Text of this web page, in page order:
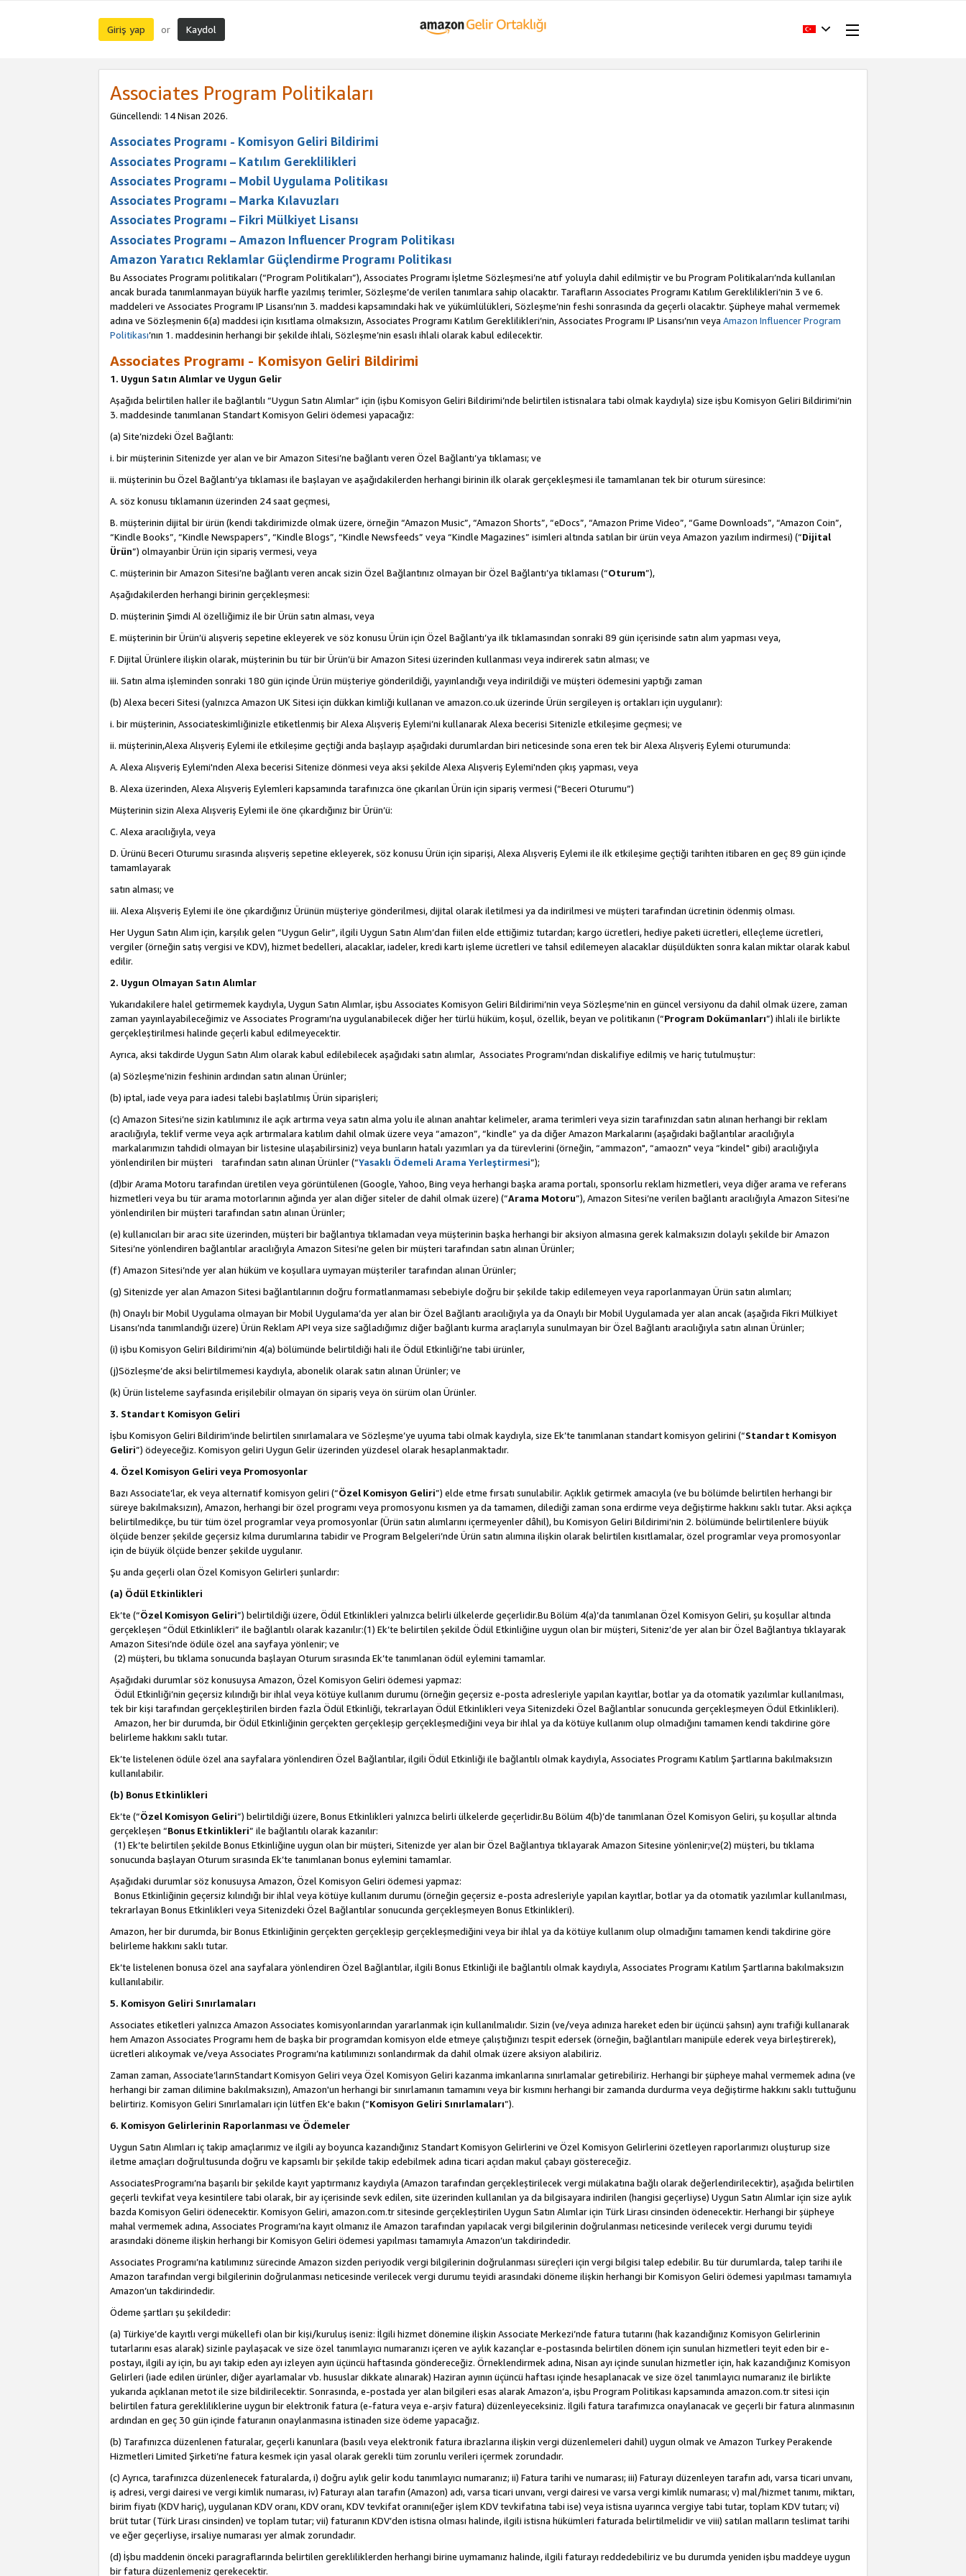
Giriş yap or Kaydol
Associates Program Politikaları
Güncellendi: 14 Nisan 2026.
Associates Programı - Komisyon Geliri Bildirimi
Associates Programı – Katılım Gereklilikleri
Associates Programı – Mobil Uygulama Politikası
Associates Programı – Marka Kılavuzları
Associates Programı – Fikri Mülkiyet Lisansı
Associates Programı – Amazon Influencer Program Politikası
Amazon Yaratıcı Reklamlar Güçlendirme Programı Politikası
Bu Associates Programı politikaları (“Program Politikaları”), Associates Programı İşletme Sözleşmesi’ne atıf yoluyla dahil edilmiştir ve bu Program Politikaları’nda kullanılan
ancak burada tanımlanmayan büyük harfle yazılmış terimler, Sözleşme’de verilen tanımlara sahip olacaktır. Tarafların Associates Programı Katılım Gereklilikleri’nin 3 ve 6.
maddeleri ve Associates Programı IP Lisansı’nın 3. maddesi kapsamındaki hak ve yükümlülükleri, Sözleşme’nin feshi sonrasında da geçerli olacaktır. Şüpheye mahal vermemek
adına ve Sözleşmenin 6(a) maddesi için kısıtlama olmaksızın, Associates Programı Katılım Gereklilikleri’nin, Associates Programı IP Lisansı’nın veya Amazon Influencer Program
Politikası’nın 1. maddesinin herhangi bir şekilde ihlali, Sözleşme’nin esaslı ihlali olarak kabul edilecektir.
Associates Programı - Komisyon Geliri Bildirimi
1. Uygun Satın Alımlar ve Uygun Gelir
Aşağıda belirtilen haller ile bağlantılı “Uygun Satın Alımlar” için (işbu Komisyon Geliri Bildirimi’nde belirtilen istisnalara tabi olmak kaydıyla) size işbu Komisyon Geliri Bildirimi’nin
3. maddesinde tanımlanan Standart Komisyon Geliri ödemesi yapacağız:
(a) Site’nizdeki Özel Bağlantı:
i. bir müşterinin Sitenizde yer alan ve bir Amazon Sitesi’ne bağlantı veren Özel Bağlantı’ya tıklaması; ve
ii. müşterinin bu Özel Bağlantı’ya tıklaması ile başlayan ve aşağıdakilerden herhangi birinin ilk olarak gerçekleşmesi ile tamamlanan tek bir oturum süresince:
A. söz konusu tıklamanın üzerinden 24 saat geçmesi,
B. müşterinin dijital bir ürün (kendi takdirimizde olmak üzere, örneğin “Amazon Music”, “Amazon Shorts”, “eDocs”, “Amazon Prime Video”, “Game Downloads”, “Amazon Coin”,
“Kindle Books”, “Kindle Newspapers”, “Kindle Blogs”, “Kindle Newsfeeds” veya “Kindle Magazines” isimleri altında satılan bir ürün veya Amazon yazılım indirmesi) (“Dijital
Ürün”) olmayanbir Ürün için sipariş vermesi, veya
C. müşterinin bir Amazon Sitesi’ne bağlantı veren ancak sizin Özel Bağlantınız olmayan bir Özel Bağlantı’ya tıklaması (“Oturum”),
Aşağıdakilerden herhangi birinin gerçekleşmesi:
D. müşterinin Şimdi Al özelliğimiz ile bir Ürün satın alması, veya
E. müşterinin bir Ürün’ü alışveriş sepetine ekleyerek ve söz konusu Ürün için Özel Bağlantı’ya ilk tıklamasından sonraki 89 gün içerisinde satın alım yapması veya,
F. Dijital Ürünlere ilişkin olarak, müşterinin bu tür bir Ürün’ü bir Amazon Sitesi üzerinden kullanması veya indirerek satın alması; ve
iii. Satın alma işleminden sonraki 180 gün içinde Ürün müşteriye gönderildiği, yayınlandığı veya indirildiği ve müşteri ödemesini yaptığı zaman
(b) Alexa beceri Sitesi (yalnızca Amazon UK Sitesi için dükkan kimliği kullanan ve amazon.co.uk üzerinde Ürün sergileyen iş ortakları için uygulanır):
i. bir müşterinin, Associateskimliğinizle etiketlenmiş bir Alexa Alışveriş Eylemi’ni kullanarak Alexa becerisi Sitenizle etkileşime geçmesi; ve
ii. müşterinin,Alexa Alışveriş Eylemi ile etkileşime geçtiği anda başlayıp aşağıdaki durumlardan biri neticesinde sona eren tek bir Alexa Alışveriş Eylemi oturumunda:
A. Alexa Alışveriş Eylemi'nden Alexa becerisi Sitenize dönmesi veya aksi şekilde Alexa Alışveriş Eylemi'nden çıkış yapması, veya
B. Alexa üzerinden, Alexa Alışveriş Eylemleri kapsamında tarafınızca öne çıkarılan Ürün için sipariş vermesi (“Beceri Oturumu”)
Müşterinin sizin Alexa Alışveriş Eylemi ile öne çıkardığınız bir Ürün’ü:
C. Alexa aracılığıyla, veya
D. Ürünü Beceri Oturumu sırasında alışveriş sepetine ekleyerek, söz konusu Ürün için siparişi, Alexa Alışveriş Eylemi ile ilk etkileşime geçtiği tarihten itibaren en geç 89 gün içinde
tamamlayarak
satın alması; ve
iii. Alexa Alışveriş Eylemi ile öne çıkardığınız Ürünün müşteriye gönderilmesi, dijital olarak iletilmesi ya da indirilmesi ve müşteri tarafından ücretinin ödenmiş olması.
Her Uygun Satın Alım için, karşılık gelen “Uygun Gelir”, ilgili Uygun Satın Alım’dan fiilen elde ettiğimiz tutardan; kargo ücretleri, hediye paketi ücretleri, elleçleme ücretleri,
vergiler (örneğin satış vergisi ve KDV), hizmet bedelleri, alacaklar, iadeler, kredi kartı işleme ücretleri ve tahsil edilemeyen alacaklar düşüldükten sonra kalan miktar olarak kabul
edilir.
2. Uygun Olmayan Satın Alımlar
Yukarıdakilere halel getirmemek kaydıyla, Uygun Satın Alımlar, işbu Associates Komisyon Geliri Bildirimi’nin veya Sözleşme’nin en güncel versiyonu da dahil olmak üzere, zaman
zaman yayınlayabileceğimiz ve Associates Programı’na uygulanabilecek diğer her türlü hüküm, koşul, özellik, beyan ve politikanın (“Program Dokümanları”) ihlali ile birlikte
gerçekleştirilmesi halinde geçerli kabul edilmeyecektir.
Ayrıca, aksi takdirde Uygun Satın Alım olarak kabul edilebilecek aşağıdaki satın alımlar, Associates Programı’ndan diskalifiye edilmiş ve hariç tutulmuştur:
(a) Sözleşme’nizin feshinin ardından satın alınan Ürünler;
(b) iptal, iade veya para iadesi talebi başlatılmış Ürün siparişleri;
(c) Amazon Sitesi’ne sizin katılımınız ile açık artırma veya satın alma yolu ile alınan anahtar kelimeler, arama terimleri veya sizin tarafınızdan satın alınan herhangi bir reklam
aracılığıyla, teklif verme veya açık artırmalara katılım dahil olmak üzere veya “amazon”, “kindle” ya da diğer Amazon Markalarını (aşağıdaki bağlantılar aracılığıyla
markalarımızın tahdidi olmayan bir listesine ulaşabilirsiniz) veya bunların hatalı yazımları ya da türevlerini (örneğin, “ammazon", “amaozn" veya “kindel" gibi) aracılığıyla
yönlendirilen bir müşteri tarafından satın alınan Ürünler (“Yasaklı Ödemeli Arama Yerleştirmesi”);
(d)bir Arama Motoru tarafından üretilen veya görüntülenen (Google, Yahoo, Bing veya herhangi başka arama portalı, sponsorlu reklam hizmetleri, veya diğer arama ve referans
hizmetleri veya bu tür arama motorlarının ağında yer alan diğer siteler de dahil olmak üzere) (“Arama Motoru”), Amazon Sitesi’ne verilen bağlantı aracılığıyla Amazon Sitesi’ne
yönlendirilen bir müşteri tarafından satın alınan Ürünler;
(e) kullanıcıları bir aracı site üzerinden, müşteri bir bağlantıya tıklamadan veya müşterinin başka herhangi bir aksiyon almasına gerek kalmaksızın dolaylı şekilde bir Amazon
Sitesi’ne yönlendiren bağlantılar aracılığıyla Amazon Sitesi’ne gelen bir müşteri tarafından satın alınan Ürünler;
(f) Amazon Sitesi’nde yer alan hüküm ve koşullara uymayan müşteriler tarafından alınan Ürünler;
(g) Sitenizde yer alan Amazon Sitesi bağlantılarının doğru formatlanmaması sebebiyle doğru bir şekilde takip edilemeyen veya raporlanmayan Ürün satın alımları;
(h) Onaylı bir Mobil Uygulama olmayan bir Mobil Uygulama’da yer alan bir Özel Bağlantı aracılığıyla ya da Onaylı bir Mobil Uygulamada yer alan ancak (aşağıda Fikri Mülkiyet
Lisansı’nda tanımlandığı üzere) Ürün Reklam API veya size sağladığımız diğer bağlantı kurma araçlarıyla sunulmayan bir Özel Bağlantı aracılığıyla satın alınan Ürünler;
(i) işbu Komisyon Geliri Bildirimi’nin 4(a) bölümünde belirtildiği hali ile Ödül Etkinliği’ne tabi ürünler,
(j)Sözleşme’de aksi belirtilmemesi kaydıyla, abonelik olarak satın alınan Ürünler; ve
(k) Ürün listeleme sayfasında erişilebilir olmayan ön sipariş veya ön sürüm olan Ürünler.
3. Standart Komisyon Geliri
İşbu Komisyon Geliri Bildirim’inde belirtilen sınırlamalara ve Sözleşme’ye uyuma tabi olmak kaydıyla, size Ek’te tanımlanan standart komisyon gelirini (“Standart Komisyon
Geliri”) ödeyeceğiz. Komisyon geliri Uygun Gelir üzerinden yüzdesel olarak hesaplanmaktadır.
4. Özel Komisyon Geliri veya Promosyonlar
Bazı Associate’lar, ek veya alternatif komisyon geliri (“Özel Komisyon Geliri”) elde etme fırsatı sunulabilir. Açıklık getirmek amacıyla (ve bu bölümde belirtilen herhangi bir
süreye bakılmaksızın), Amazon, herhangi bir özel programı veya promosyonu kısmen ya da tamamen, dilediği zaman sona erdirme veya değiştirme hakkını saklı tutar. Aksi açıkça
belirtilmedikçe, bu tür tüm özel programlar veya promosyonlar (Ürün satın alımlarını içermeyenler dâhil), bu Komisyon Geliri Bildirimi’nin 2. bölümünde belirtilenlere büyük
ölçüde benzer şekilde geçersiz kılma durumlarına tabidir ve Program Belgeleri’nde Ürün satın alımına ilişkin olarak belirtilen kısıtlamalar, özel programlar veya promosyonlar
için de büyük ölçüde benzer şekilde uygulanır.
Şu anda geçerli olan Özel Komisyon Gelirleri şunlardır:
(a) Ödül Etkinlikleri
Ek’te (“Özel Komisyon Geliri”) belirtildiği üzere, Ödül Etkinlikleri yalnızca belirli ülkelerde geçerlidir.Bu Bölüm 4(a)’da tanımlanan Özel Komisyon Geliri, şu koşullar altında
gerçekleşen “Ödül Etkinlikleri” ile bağlantılı olarak kazanılır:(1) Ek’te belirtilen şekilde Ödül Etkinliğine uygun olan bir müşteri, Siteniz’de yer alan bir Özel Bağlantıya tıklayarak
Amazon Sitesi’nde ödüle özel ana sayfaya yönlenir; ve
(2) müşteri, bu tıklama sonucunda başlayan Oturum sırasında Ek’te tanımlanan ödül eylemini tamamlar.
Aşağıdaki durumlar söz konusuysa Amazon, Özel Komisyon Geliri ödemesi yapmaz:
Ödül Etkinliği’nin geçersiz kılındığı bir ihlal veya kötüye kullanım durumu (örneğin geçersiz e-posta adresleriyle yapılan kayıtlar, botlar ya da otomatik yazılımlar kullanılması,
tek bir kişi tarafından gerçekleştirilen birden fazla Ödül Etkinliği, tekrarlayan Ödül Etkinlikleri veya Sitenizdeki Özel Bağlantılar sonucunda gerçekleşmeyen Ödül Etkinlikleri).
Amazon, her bir durumda, bir Ödül Etkinliğinin gerçekten gerçekleşip gerçekleşmediğini veya bir ihlal ya da kötüye kullanım olup olmadığını tamamen kendi takdirine göre
belirleme hakkını saklı tutar.
Ek’te listelenen ödüle özel ana sayfalara yönlendiren Özel Bağlantılar, ilgili Ödül Etkinliği ile bağlantılı olmak kaydıyla, Associates Programı Katılım Şartlarına bakılmaksızın
kullanılabilir.
(b) Bonus Etkinlikleri
Ek’te (“Özel Komisyon Geliri”) belirtildiği üzere, Bonus Etkinlikleri yalnızca belirli ülkelerde geçerlidir.Bu Bölüm 4(b)’de tanımlanan Özel Komisyon Geliri, şu koşullar altında
gerçekleşen “Bonus Etkinlikleri” ile bağlantılı olarak kazanılır:
(1) Ek’te belirtilen şekilde Bonus Etkinliğine uygun olan bir müşteri, Sitenizde yer alan bir Özel Bağlantıya tıklayarak Amazon Sitesine yönlenir;ve(2) müşteri, bu tıklama
sonucunda başlayan Oturum sırasında Ek’te tanımlanan bonus eylemini tamamlar.
Aşağıdaki durumlar söz konusuysa Amazon, Özel Komisyon Geliri ödemesi yapmaz:
Bonus Etkinliğinin geçersiz kılındığı bir ihlal veya kötüye kullanım durumu (örneğin geçersiz e-posta adresleriyle yapılan kayıtlar, botlar ya da otomatik yazılımlar kullanılması,
tekrarlayan Bonus Etkinlikleri veya Sitenizdeki Özel Bağlantılar sonucunda gerçekleşmeyen Bonus Etkinlikleri).
Amazon, her bir durumda, bir Bonus Etkinliğinin gerçekten gerçekleşip gerçekleşmediğini veya bir ihlal ya da kötüye kullanım olup olmadığını tamamen kendi takdirine göre
belirleme hakkını saklı tutar.
Ek’te listelenen bonusa özel ana sayfalara yönlendiren Özel Bağlantılar, ilgili Bonus Etkinliği ile bağlantılı olmak kaydıyla, Associates Programı Katılım Şartlarına bakılmaksızın
kullanılabilir.
5. Komisyon Geliri Sınırlamaları
Associates etiketleri yalnızca Amazon Associates komisyonlarından yararlanmak için kullanılmalıdır. Sizin (ve/veya adınıza hareket eden bir üçüncü şahsın) aynı trafiği kullanarak
hem Amazon Associates Programı hem de başka bir programdan komisyon elde etmeye çalıştığınızı tespit edersek (örneğin, bağlantıları manipüle ederek veya birleştirerek),
ücretleri alıkoymak ve/veya Associates Programı’na katılımınızı sonlandırmak da dahil olmak üzere aksiyon alabiliriz.
Zaman zaman, Associate’larınStandart Komisyon Geliri veya Özel Komisyon Geliri kazanma imkanlarına sınırlamalar getirebiliriz. Herhangi bir şüpheye mahal vermemek adına (ve
herhangi bir zaman dilimine bakılmaksızın), Amazon'un herhangi bir sınırlamanın tamamını veya bir kısmını herhangi bir zamanda durdurma veya değiştirme hakkını saklı tuttuğunu
belirtiriz. Komisyon Geliri Sınırlamaları için lütfen Ek'e bakın (“Komisyon Geliri Sınırlamaları”).
6. Komisyon Gelirlerinin Raporlanması ve Ödemeler
Uygun Satın Alımları iç takip amaçlarımız ve ilgili ay boyunca kazandığınız Standart Komisyon Gelirlerini ve Özel Komisyon Gelirlerini özetleyen raporlarımızı oluşturup size
iletme amaçları doğrultusunda doğru ve kapsamlı bir şekilde takip edebilmek adına ticari açıdan makul çabayı göstereceğiz.
AssociatesProgramı’na başarılı bir şekilde kayıt yaptırmanız kaydıyla (Amazon tarafından gerçekleştirilecek vergi mülakatına bağlı olarak değerlendirilecektir), aşağıda belirtilen
geçerli tevkifat veya kesintilere tabi olarak, bir ay içerisinde sevk edilen, site üzerinden kullanılan ya da bilgisayara indirilen (hangisi geçerliyse) Uygun Satın Alımlar için size aylık
bazda Komisyon Geliri ödenecektir. Komisyon Geliri, amazon.com.tr sitesinde gerçekleştirilen Uygun Satın Alımlar için Türk Lirası cinsinden ödenecektir. Herhangi bir şüpheye
mahal vermemek adına, Associates Programı’na kayıt olmanız ile Amazon tarafından yapılacak vergi bilgilerinin doğrulanması neticesinde verilecek vergi durumu teyidi
arasındaki döneme ilişkin herhangi bir Komisyon Geliri ödemesi yapılması tamamıyla Amazon’un takdirindedir.
Associates Programı’na katılımınız sürecinde Amazon sizden periyodik vergi bilgilerinin doğrulanması süreçleri için vergi bilgisi talep edebilir. Bu tür durumlarda, talep tarihi ile
Amazon tarafından vergi bilgilerinin doğrulanması neticesinde verilecek vergi durumu teyidi arasındaki döneme ilişkin herhangi bir Komisyon Geliri ödemesi yapılması tamamıyla
Amazon’un takdirindedir.
Ödeme şartları şu şekildedir:
(a) Türkiye’de kayıtlı vergi mükellefi olan bir kişi/kuruluş iseniz: İlgili hizmet dönemine ilişkin Associate Merkezi’nde fatura tutarını (hak kazandığınız Komisyon Gelirlerinin
tutarlarını esas alarak) sizinle paylaşacak ve size özel tanımlayıcı numaranızı içeren ve aylık kazançlar e-postasında belirtilen dönem için sunulan hizmetleri teyit eden bir e-
postayı, ilgili ay için, bu ayı takip eden ayı izleyen ayın üçüncü haftasında göndereceğiz. Örneklendirmek adına, Nisan ayı içinde sunulan hizmetler için, hak kazandığınız Komisyon
Gelirleri (iade edilen ürünler, diğer ayarlamalar vb. hususlar dikkate alınarak) Haziran ayının üçüncü haftası içinde hesaplanacak ve size özel tanımlayıcı numaranız ile birlikte
yukarıda açıklanan metot ile size bildirilecektir. Sonrasında, e-postada yer alan bilgileri esas alarak Amazon’a, işbu Program Politikası kapsamında amazon.com.tr sitesi için
belirtilen fatura gerekliliklerine uygun bir elektronik fatura (e-fatura veya e-arşiv fatura) düzenleyeceksiniz. İlgili fatura tarafımızca onaylanacak ve geçerli bir fatura alınmasının
ardından en geç 30 gün içinde faturanın onaylanmasına istinaden size ödeme yapacağız.
(b) Tarafınızca düzenlenen faturalar, geçerli kanunlara (basılı veya elektronik fatura ibrazlarına ilişkin vergi düzenlemeleri dahil) uygun olmak ve Amazon Turkey Perakende
Hizmetleri Limited Şirketi’ne fatura kesmek için yasal olarak gerekli tüm zorunlu verileri içermek zorundadır.
(c) Ayrıca, tarafınızca düzenlenecek faturalarda, i) doğru aylık gelir kodu tanımlayıcı numaranız; ii) Fatura tarihi ve numarası; iii) Faturayı düzenleyen tarafın adı, varsa ticari unvanı,
iş adresi, vergi dairesi ve vergi kimlik numarası, iv) Faturayı alan tarafın (Amazon) adı, varsa ticari unvanı, vergi dairesi ve varsa vergi kimlik numarası; v) mal/hizmet tanımı, miktarı,
birim fiyatı (KDV hariç), uygulanan KDV oranı, KDV oranı, KDV tevkifat oranını(eğer işlem KDV tevkifatına tabi ise) veya istisna uyarınca vergiye tabi tutar, toplam KDV tutarı; vi)
brüt tutar (Türk Lirası cinsinden) ve toplam tutar; vii) faturanın KDV’den istisna olması halinde, ilgili istisna hükümleri faturada belirtilmelidir ve viii) satılan malların teslimat tarihi
ve eğer geçerliyse, irsaliye numarası yer almak zorundadır.
(d) İşbu maddenin önceki paragraflarında belirtilen gerekliliklerden herhangi birine uymamanız halinde, ilgili faturayı reddedebiliriz ve bu durumda yeniden işbu maddeye uygun
bir fatura düzenlemeniz gerekecektir.